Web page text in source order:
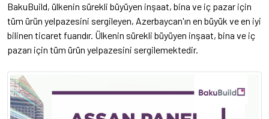
BakuBuild, ülkenin sürekli büyüyen inşaat, bina ve iç pazar için
tüm ürün yelpazesini sergileyen, Azerbaycan'ın en büyük ve en iyi
bilinen ticaret fuarıdır. Ülkenin sürekli büyüyen inşaat, bina ve iç
pazarı için tüm ürün yelpazesini sergilemektedir.